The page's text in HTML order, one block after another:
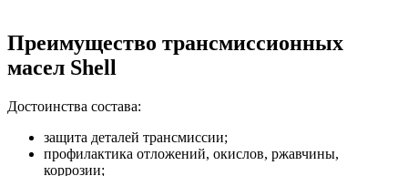
Преимущество трансмиссионных
масел Shell
Достоинства состава:
защита деталей трансмиссии;
профилактика отложений, окислов, ржавчины,
коррозии;